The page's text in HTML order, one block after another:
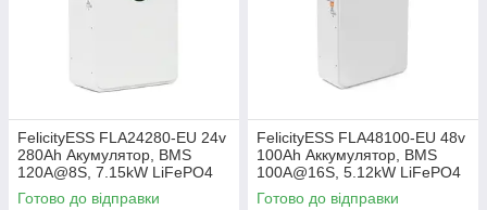
FelicityESS FLA24280-EU 24v
280Ah Акумулятор, BMS
120A@8S, 7.15kW LiFePO4
акумуляторна батарея літій-
Готово до відправки
FelicityESS FLA48100-EU 48v
100Ah Аккумулятор, BMS
100A@16S, 5.12kW LiFePO4
аккумуляторная батарея
Готово до відправки